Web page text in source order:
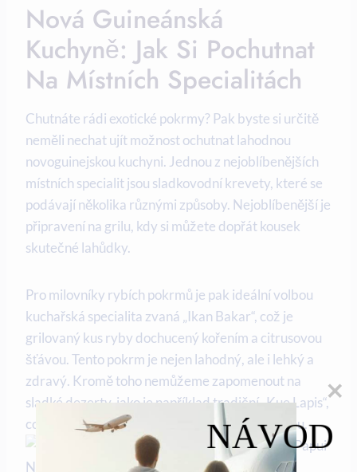
Nová Guineánská
Kuchyně: ‍Jak Si Pochutnat
Na Místních Specialitách
Chutnáte rádi exotické‍ pokrmy? Pak byste si určitě
neměli nechat ujít možnost ochutnat‍ lahodnou
novoguinejskou kuchyni. Jednou z nejoblíbenějších⁤
místních specialit jsou sladkovodní krevety,‌ které se
podávají několika různými způsoby. Nejoblíbenější je
připravení na grilu, kdy ⁤si můžete dopřát kousek
skutečné lahůdky.
Pro milovníky rybích pokrmů je pak ideální volbou
kuchařská specialita zvaná „Ikan Bakar“, což je
grilovaný ⁣kus ​ryby dochucený kořením a citrusovou
šťávou. Tento pokrm je nejen⁢ lahodný, ale i lehký a
zdravý. Kromě ⁢toho nemůžeme zapomenout na
sladké dezerty, jako je například tradiční „Kue Lapis“,
což ⁣je vrstvený ⁣dort s kokosovou chutí a vanilkou.
NÁVOD